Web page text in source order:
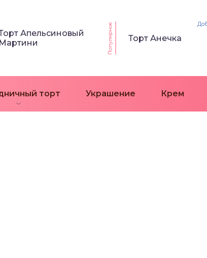
Апельсиновый
Мартини
Популярное Торт Анечка
торт Украшение Крем